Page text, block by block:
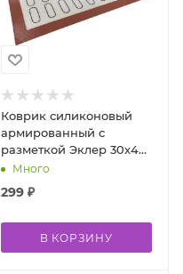
Коврик силиконовый
армированный с
разметкой Эклер 30х40
смМного
299₽
В КОРЗИНУ